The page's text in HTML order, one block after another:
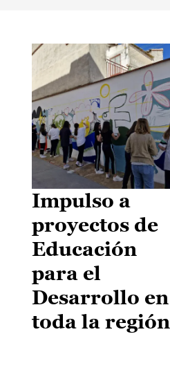
Impulso a
proyectos de
Educación
para el
Desarrollo en
toda la región